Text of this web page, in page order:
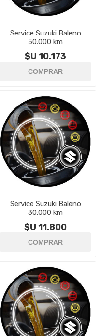
Service Suzuki Baleno
50.000 km
$U 10.173
Service Suzuki Baleno
30.000 km
$U 11.800